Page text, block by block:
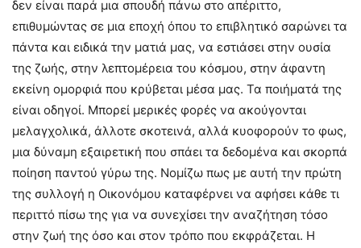
δεν είναι παρά μια σπουδή πάνω στο απέριττο,
επιθυμώντας σε μια εποχή όπου το επιβλητικό σαρώνει τα
πάντα και ειδικά την ματιά μας, να εστιάσει στην ουσία
της ζωής, στην λεπτομέρεια του κόσμου, στην άφαντη
εκείνη ομορφιά που κρύβεται μέσα μας. Τα ποιήματά της
είναι οδηγοί. Μπορεί μερικές φορές να ακούγονται
μελαγχολικά, άλλοτε σκοτεινά, αλλά κυοφορούν το φως,
μια δύναμη εξαιρετική που σπάει τα δεδομένα και σκορπά
ποίηση παντού γύρω της. Νομίζω πως με αυτή την πρώτη
της συλλογή η Οικονόμου καταφέρνει να αφήσει κάθε τι
περιττό πίσω της για να συνεχίσει την αναζήτηση τόσο
στην ζωή της όσο και στον τρόπο που εκφράζεται. Η